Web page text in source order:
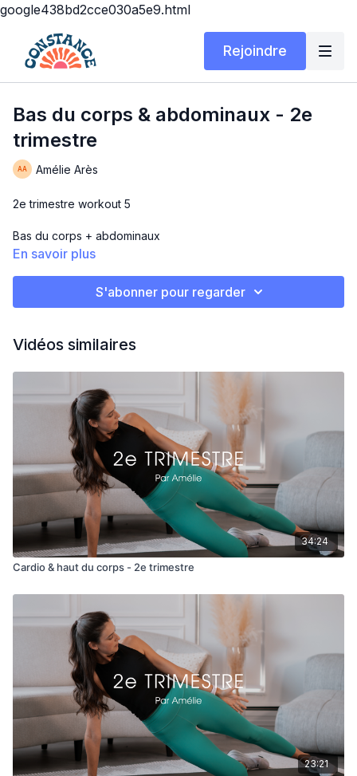
google438bd2cce030a5e9.html
Rejoindre
Bas du corps & abdominaux - 2e
trimestre
Amélie Arès
2e trimestre workout 5
Bas du corps + abdominaux
Un bon workout exigeant qui va faire du bien!
Toujours conserver une perception de l'effort de 5-7/10 (test
de la parole).
En savoir plus
S'abonner pour regarder
Vidéos similaires
34:24
Cardio & haut du corps - 2e trimestre
23:21